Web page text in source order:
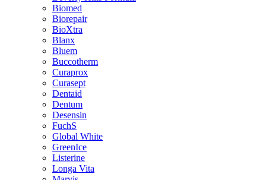
Biomed
Biorepair
BioXtra
Blanx
Bluem
Buccotherm
Curaprox
Curasept
Dentaid
Dentum
Desensin
FuchS
Global White
GreenIce
Listerine
Longa Vita